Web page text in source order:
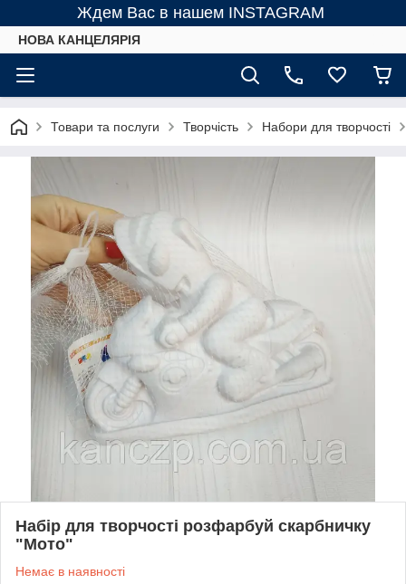
Ждем Вас в нашем INSTAGRAM
НОВА КАНЦЕЛЯРІЯ
Товари та послуги Творчість Набори для творчості
Набір для творчості розфарбуй скарбничку
"Мото"
Немає в наявності